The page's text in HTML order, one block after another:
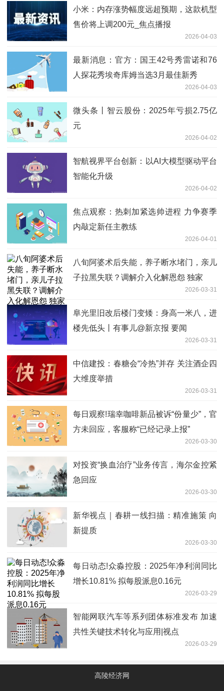
小米：内存涨势幅度远超预期，这款机型
售价将上调200元_焦点播报
2026-04-03
最新消息：官方：国王42号秀雷诺和76
人探花秀埃奇库姆当选3月最佳新秀
2026-04-03
微头条丨智云股份：2025年亏损2.75亿
元
2026-04-02
智航视界平台创新：以AI大模型驱动平台
智能化升级
2026-04-02
焦点观察：热刺加紧选帅进程 力争赛季
内敲定新任主教练
2026-04-01
八旬阿婆术后失能，养子断水堵门，亲儿
子拉黑失联？调解介入化解恩怨 独家
2026-03-31
阜光里旧改后楼门变矮：身高一米八，进
楼先低头丨有事儿@新京报 要闻
2026-03-31
中信建投：春糖会“冷热”并存 关注酒企四
大维度举措
2026-03-31
每日观察!瑞幸咖啡新品被诉“份量少”，官
方未回应，客服称“已经记录上报”
2026-03-30
对投资“换血治疗”业务传言，海尔金控紧
急回应
2026-03-30
新华视点｜春耕一线扫描：精准施策 向
新提质
2026-03-30
每日动态!众淼控股：2025年净利润同比
增长10.81% 拟每股派息0.16元
2026-03-29
智能网联汽车等系列团体标准发布 加速
共性关键技术转化与应用|视点
2026-03-29
高陵经济网